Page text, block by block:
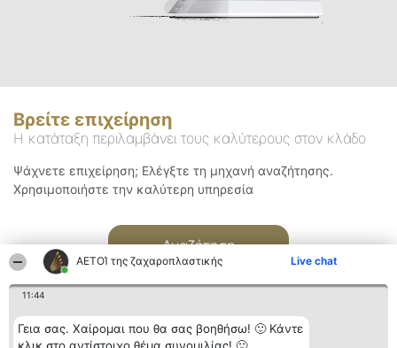
ΑΕΤΟΊ της ζαχαροπλαστικής Live chat
11:44
Γεια σας. Χαίρομαι που θα σας βοηθήσω! 🙂 Κάντε
Βρείτε επιχείρηση
Η κατάταξη περιλαμβάνει τους καλύτερους στον κλάδο
Ψάχνετε επιχείρηση; Ελέγξτε τη μηχανή αναζήτησης.
Χρησιμοποιήστε την καλύτερη υπηρεσία
Αναζήτηση